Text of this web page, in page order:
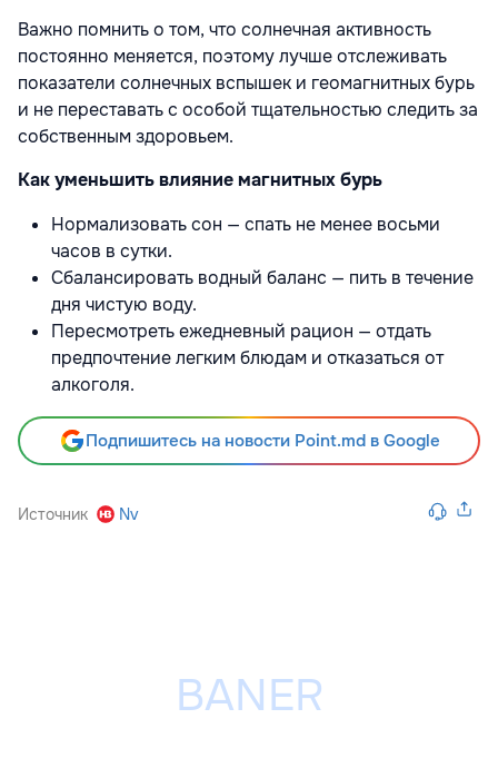
Важно помнить о том, что солнечная активность
постоянно меняется, поэтому лучше отслеживать
показатели солнечных вспышек и геомагнитных бурь
и не переставать с особой тщательностью следить за
собственным здоровьем.
Как уменьшить влияние магнитных бурь
Нормализовать сон — спать не менее восьми
часов в сутки.
Сбалансировать водный баланс — пить в течение
дня чистую воду.
Пересмотреть ежедневный рацион — отдать
предпочтение легким блюдам и отказаться от
алкоголя.
Подпишитесь на новости Point.md в Google
Источник Nv